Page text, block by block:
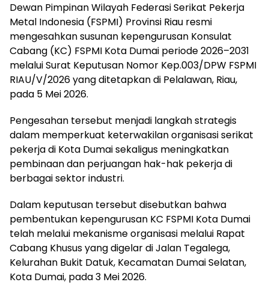
Dewan Pimpinan Wilayah Federasi Serikat Pekerja
Metal Indonesia (FSPMI) Provinsi Riau resmi
mengesahkan susunan kepengurusan Konsulat
Cabang (KC) FSPMI Kota Dumai periode 2026–2031
melalui Surat Keputusan Nomor Kep.003/DPW FSPMI
RIAU/V/2026 yang ditetapkan di Pelalawan, Riau,
pada 5 Mei 2026.
Pengesahan tersebut menjadi langkah strategis
dalam memperkuat keterwakilan organisasi serikat
pekerja di Kota Dumai sekaligus meningkatkan
pembinaan dan perjuangan hak-hak pekerja di
berbagai sektor industri.
Dalam keputusan tersebut disebutkan bahwa
pembentukan kepengurusan KC FSPMI Kota Dumai
telah melalui mekanisme organisasi melalui Rapat
Cabang Khusus yang digelar di Jalan Tegalega,
Kelurahan Bukit Datuk, Kecamatan Dumai Selatan,
Kota Dumai, pada 3 Mei 2026.